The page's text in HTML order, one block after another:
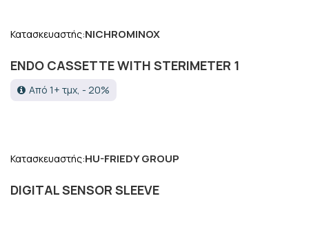
ENDO CASSETTE WITH STERIMETER 1
Κατασκευαστής:NICHROMINOX
Από 1+ τμχ, - 20%
DIGITAL SENSOR SLEEVE
Κατασκευαστής:HU-FRIEDY GROUP